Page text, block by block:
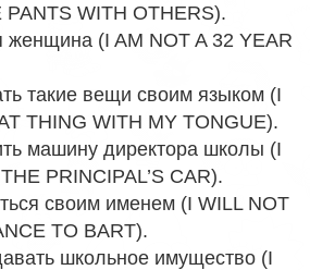
WITH OTHERS).
женщина (I AM NOT A 32 YEAR
такие вещи своим языком (I
THING WITH MY TONGUE).
машину директора школы (I
PRINCIPAL’S CAR).
своим именем (I WILL NOT
TO BART).
школьное имущество (I